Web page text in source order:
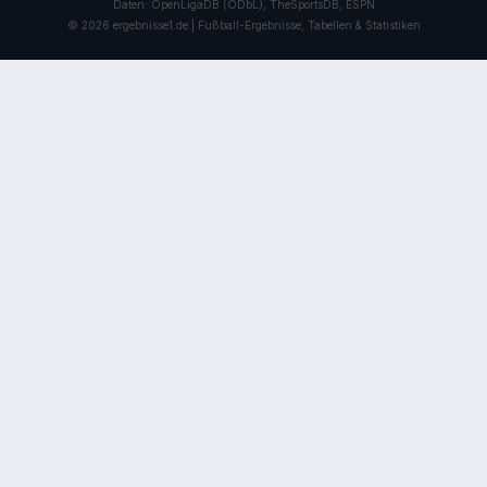
Daten: OpenLigaDB (ODbL), TheSportsDB, ESPN
© 2026 ergebnisse1.de | Fußball-Ergebnisse, Tabellen & Statistiken